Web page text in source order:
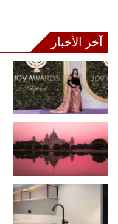
آخر الأخبار